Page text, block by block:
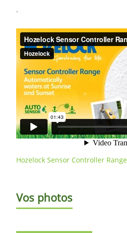
.
Hozelock Sensor Controller Range
Vos photos